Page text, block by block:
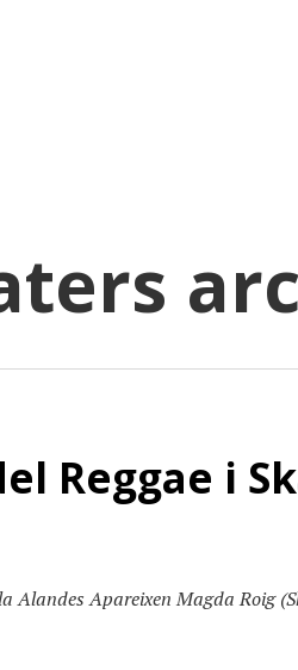
Reggae i
Alandes Apareixen Magda Roig